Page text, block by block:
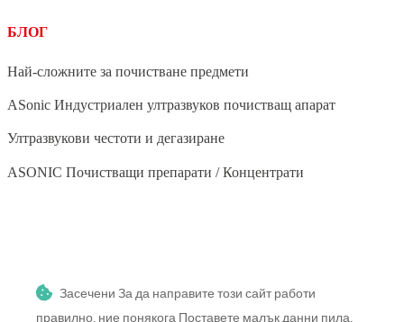
БЛОГ
Най-сложните за почистване предмети
ASonic Индустриален ултразвуков почистващ апарат
Ултразвукови честоти и дегазиране
ASONIC Почистващи препарати / Концентрати
Ултразвуково почистване на зеленчуци и плодове
Засечени За да направите този сайт работи